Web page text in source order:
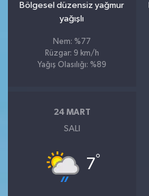
Bölgesel düzensiz yağmur
yağışlı
Nem: %77
Rüzgar: 9 km/h
Yağış Olasılığı: %89
24 MART
SALI
7°